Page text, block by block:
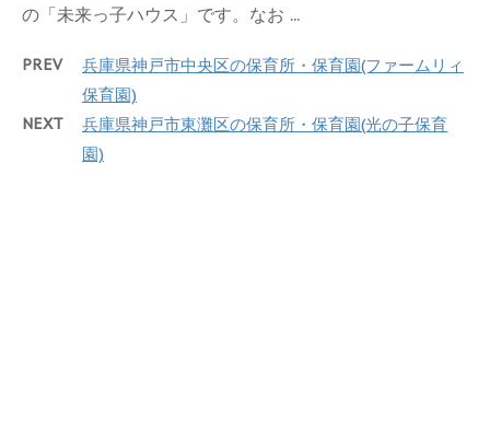
の「未来っ子ハウス」です。なお ...
PREV
兵庫県神戸市中央区の保育所・保育園(ファームリィ
保育園)
NEXT
兵庫県神戸市東灘区の保育所・保育園(光の子保育
園)